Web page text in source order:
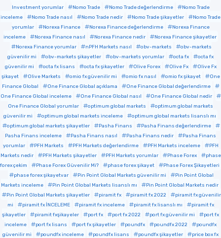
Investment yorumlar
Nomo Trade Nomo Trade değerlendirme
Nomo Trade
inceleme
Nomo Trade nasıl Nomo Trade nedir Nomo Trade şikayetler
Nomo Trade
yorumlar
Norexa Finance Norexa Finance değerlendirme
Norexa Finance
inceleme
Norexa Finance nasıl Norexa Finance nedir
Norexa Finance şikayetler
Norexa Finance yorumlar
nPFH Markets nasıl obv-markets
obv-markets
güvenilir mi
obv-markets şikayetler obv-markets yorumlar octa fx
octa fx
güvenilir mi
octa fx lisans octa fx şikayetler Olive Forex Olive Fx
Olive Fx
şikayet
Olive Markets omio fx güvenilir mi omio fx nasıl omio fx şikayet
One
Finance Global
One Finance Global açıklama
One Finance Global değerlendirme
One Finance Global inceleme
One Finance Global nasıl
One Finance Global nedir
One Finance Global yorumlar
optimum global markets
optimum global markets
güvenilir mi
optimum global markets inceleme
optimum global markets lisanslı mı
optimum global markets şikayetler
Pasha Finans
Pasha Finans değerlendirme
Pasha Finans inceleme
Pasha Finans nasıl Pasha Finans nedir
Pasha Finans
yorumlar
PFH Markets PFH Markets değerlendirme PFH Markets inceleme
PFH
Markets nedir
PFH Markets şikayetler PFH Markets yorumlar Phase Forex
phase
forex çekim
Phase Forex Güvenilir Mi? phase forex şikayet
Phase Forex Şikayetleri
phase forex şikayetvar
Pin Point Global Markets güvenilir mi
Pin Point Global
Markets inceleme
Pin Point Global Markets lisanslı mı
Pin Point Global Markets nedir
Pin Point Global Markets şikayetler
piramit fx piramit fx 2022
piramit fx güvenilir
mi
piramit fx İNCELEME piramit fx inceleme piramit fx lisanslı mı
piramit fx
şikayetler
piramit fxşikayeler port fx port fx 2022 port fx güvenilir mi
port fx
inceleme
port fx lisans port fx şikayetler poundfx poundfx 2022
poundfx
güvenilir mi
poundfx inceleme poundfx lisans poundfx şikayetler
price box fx